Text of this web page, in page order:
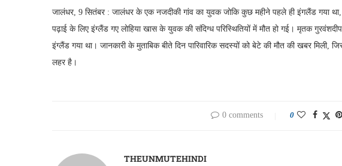
जालंधर, 9 सितंबर : जालंधर के एक नजदीकी गांव का युवक जोकि कुछ महीने पहले ही इंगलैंड गया था,
पढ़ाई के लिए इंग्लैंड गए लोहिया खास के युवक की संदिग्ध परिस्थितियों में मौत हो गई। मृतक गुरवंशदीप
इंग्लैंड गया था। जानकारी के मुताबिक बीते दिन पारिवारिक सदस्यों को बेटे की मौत की खबर मिली,
लहर है।
0 comments 0
THEUNMUTEHINDI